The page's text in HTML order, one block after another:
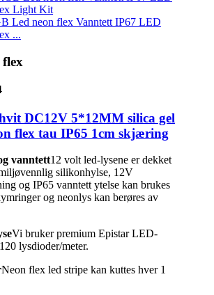
Led neon flex Vanntett IP67 LED
...
DC12V 5*12MM silica gel
flex tau IP65 1cm skjæring
vanntett12 volt led-lysene er dekket
silikonhylse, 12V
og IP65 vanntett ytelse kan brukes
og neonlys kan berøres av
Vi bruker premium Epistar LED-
lysdioder/meter.
Neon flex led stripe kan kuttes hver 1